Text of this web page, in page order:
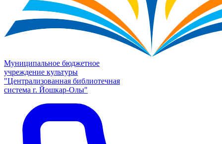
Муниципальное бюджетное
учреждение культуры
"Централизованная библиотечная
система г. Йошкар-Олы"